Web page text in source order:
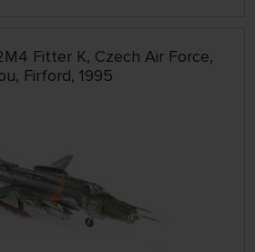
Fitter K, Czech Air Force,
Firford, 1995